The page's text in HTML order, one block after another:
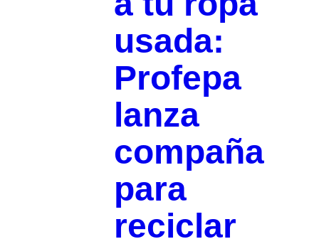
usada:
Profepa
lanza
compaña
para
reciclar